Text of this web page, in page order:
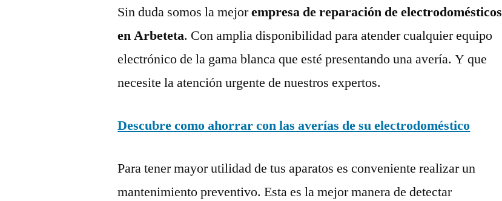
Sin duda somos la mejorempresa de reparación de electrodomésticos
en Arbeteta. Con amplia disponibilidad para atender cualquier equipo
electrónico de la gama blanca que esté presentando una avería. Y que
necesite la atención urgente de nuestros expertos.
Descubre como ahorrar con las averías de su electrodoméstico
Para tener mayor utilidad de tus aparatos es conveniente realizar un
mantenimiento preventivo. Esta es la mejor manera de detectar